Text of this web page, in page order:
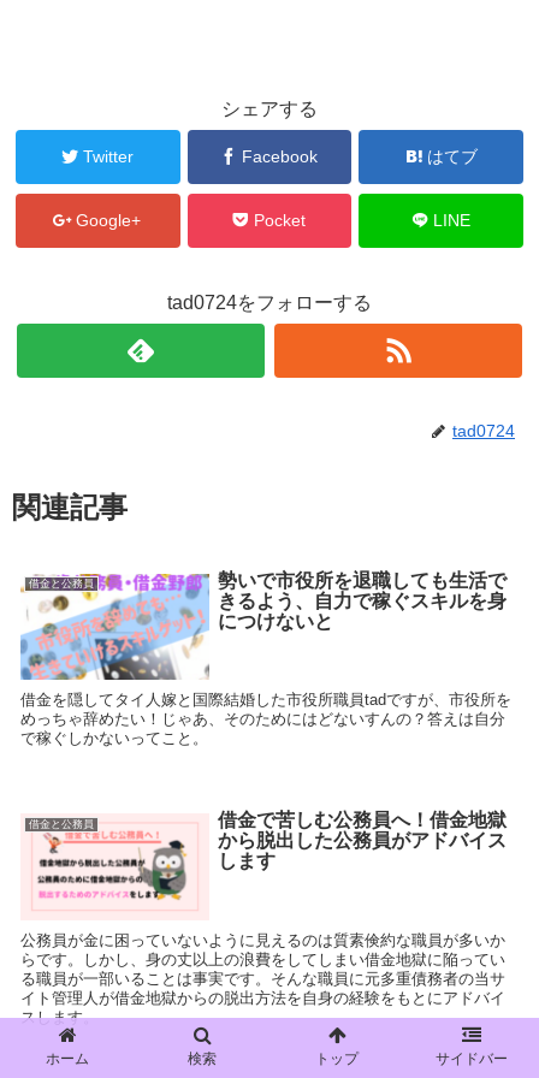
シェアする
Twitter Facebook はてブ
Google+ Pocket LINE
tad0724をフォローする
tad0724
関連記事
借金と公務員
勢いで市役所を退職しても生活で
きるよう、自力で稼ぐスキルを身
につけないと
借金を隠してタイ人嫁と国際結婚した市役所職員tadですが、市役所を
めっちゃ辞めたい！じゃあ、そのためにはどないすんの？答えは自分
で稼ぐしかないってこと。
借金と公務員
借金で苦しむ公務員へ！借金地獄
から脱出した公務員がアドバイス
します
公務員が金に困っていないように見えるのは質素倹約な職員が多いか
らです。しかし、身の丈以上の浪費をしてしまい借金地獄に陥ってい
る職員が一部いることは事実です。そんな職員に元多重債務者の当サ
イト管理人が借金地獄からの脱出方法を自身の経験をもとにアドバイ
スします。
ホーム 検索 トップ サイドバー